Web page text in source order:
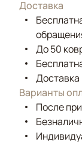
Доставка
До 50
Доставка
Варианты
После